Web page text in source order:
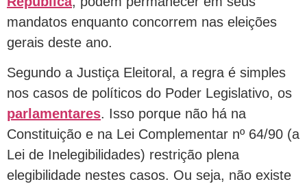
mandatos enquanto concorrem nas eleições
gerais deste ano.
Segundo a Justiça Eleitoral, a regra é simples
nos casos de políticos do Poder Legislativo, os
parlamentares. Isso porque não há na
Constituição e na Lei Complementar nº 64/90 (a
Lei de Inelegibilidades) restrição plena
elegibilidade nestes casos. Ou seja, não existe